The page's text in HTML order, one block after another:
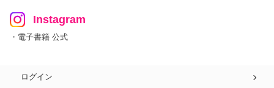
Instagram
・電子書籍 公式
ログイン